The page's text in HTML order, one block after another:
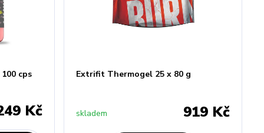
cps
Kč
Extrifit Thermogel 25 x 80 g
919 Kč
skladem